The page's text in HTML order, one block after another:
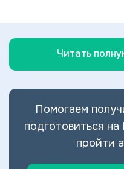
Читать
Помогаем
подготовиться
пройти